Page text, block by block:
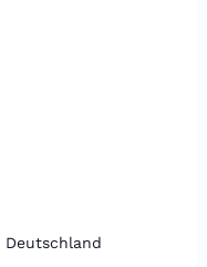
Deutschland